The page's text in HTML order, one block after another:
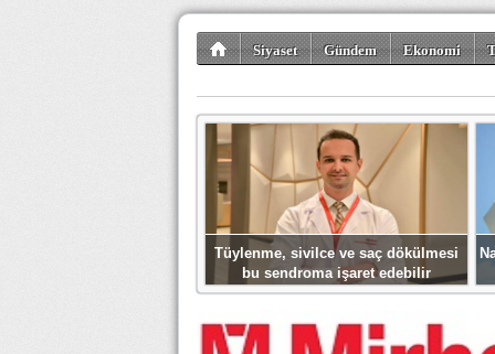
Siyaset Gündem Ekonomi
Tüylenme, sivilce ve saç dökülmesi
bu sendroma işaret edebilir